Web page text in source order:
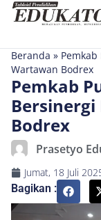
Beranda »
Wartawan Bodrex
Pemkab
Bodrex
Prasetyo
Jumat, 18 Juli
Bagikan :